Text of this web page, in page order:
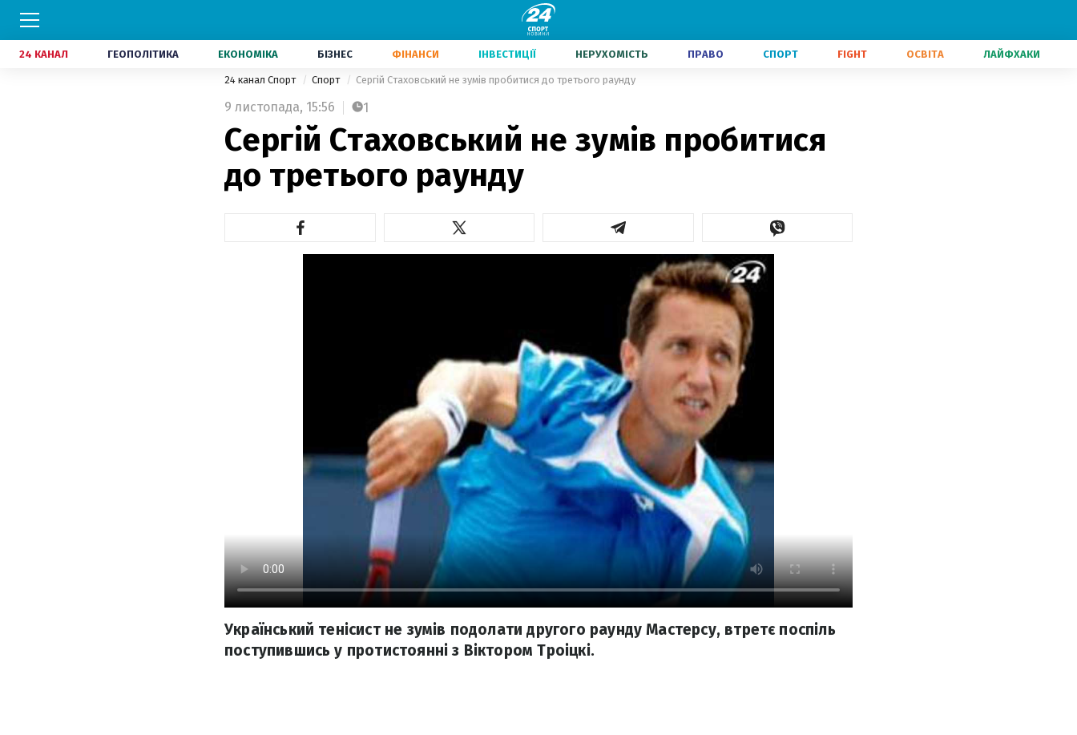
24 КАНАЛ ГЕОПОЛІТИКА ЕКОНОМІКА БІЗНЕС ФІНАНСИ ІНВЕСТИЦІЇ НЕРУХОМІСТЬ ПРАВО СПОРТ FIGHT ОСВІТА ЛАЙФХАКИ
24 канал Спорт Спорт Сергій Стаховський не зумів пробитися до третього раунду
9 листопада, 15:56 1
Сергій Стаховський не зумів пробитися
до третього раунду
Український тенісист не зумів подолати другого раунду Мастерсу, втретє поспіль
поступившись у протистоянні з Віктором Троіцкі.